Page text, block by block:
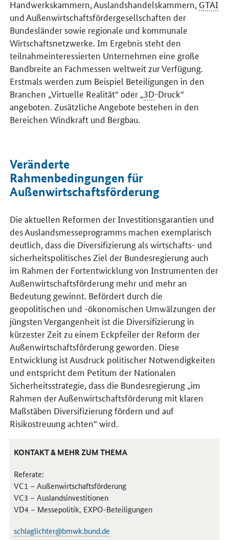
Handwerkskammern, Auslandshandelskammern, GTAI
und Außenwirtschaftsfördergesellschaften der
Bundesländer sowie regionale und kommunale
Wirtschaftsnetzwerke. Im Ergebnis steht den
teilnahmeinteressierten Unternehmen eine große
Bandbreite an Fachmessen weltweit zur Verfügung.
Erstmals werden zum Beispiel Beteiligungen in den
Branchen „Virtuelle Realität“ oder „3D-Druck“
angeboten. Zusätzliche Angebote bestehen in den
Bereichen Windkraft und Bergbau.
Veränderte
Rahmenbedingungen für
Außenwirtschaftsförderung
Die aktuellen Reformen der Investitionsgarantien und
des Auslandsmesseprogramms machen exemplarisch
deutlich, dass die Diversifizierung als wirtschafts- und
sicherheitspolitisches Ziel der Bundesregierung auch
im Rahmen der Fortentwicklung von Instrumenten der
Außenwirtschaftsförderung mehr und mehr an
Bedeutung gewinnt. Befördert durch die
geopolitischen und -ökonomischen Umwälzungen der
jüngsten Vergangenheit ist die Diversifizierung in
kürzester Zeit zu einem Eckpfeiler der Reform der
Außenwirtschaftsförderung geworden. Diese
Entwicklung ist Ausdruck politischer Notwendigkeiten
und entspricht dem Petitum der Nationalen
Sicherheitsstrategie, dass die Bundesregierung „im
Rahmen der Außenwirtschaftsförderung mit klaren
Maßstäben Diversifizierung fördern und auf
Risikostreuung achten“ wird.
KONTAKT & MEHR ZUM THEMA
Referate:
VC1 – Außenwirtschaftsförderung
VC3 – Auslandsinvestitionen
VD4 – Messepolitik, EXPO-Beteiligungen
schlaglichter@bmwk.bund.de